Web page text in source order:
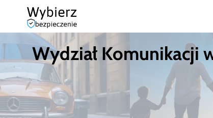
Przejdź
do
treści
Wydział Komunikacji